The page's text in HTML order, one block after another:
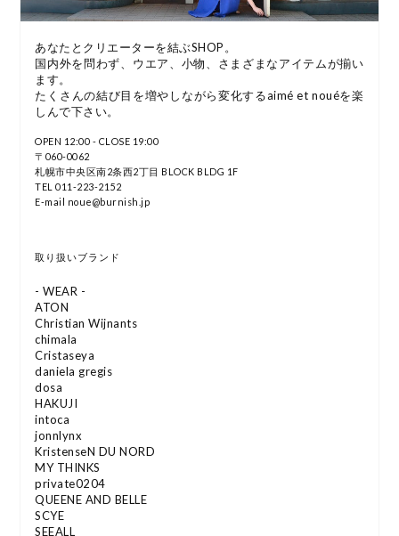
あなたとクリエーターを結ぶSHOP。
国内外を問わず、ウエア、小物、さまざまなアイテムが揃い
ます。
たくさんの結び目を増やしながら変化するaimé et nouéを楽
しんで下さい。
OPEN 12:00 - CLOSE 19:00
〒060-0062
札幌市中央区南2条西2丁目 BLOCK BLDG 1F
TEL 011-223-2152
E-mail noue@burnish.jp
取り扱いブランド
- WEAR -
ATON
Christian Wijnants
chimala
Cristaseya
daniela gregis
dosa
HAKUJI
intoca
jonnlynx
KristenseN DU NORD
MY THINKS
private0204
QUEENE AND BELLE
SCYE
SEEALL